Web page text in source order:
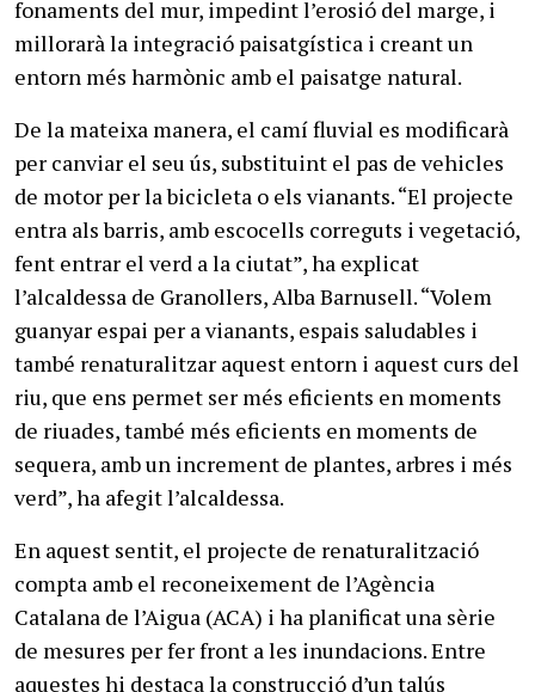
fonaments del mur, impedint l’erosió del marge, i
millorarà la integració paisatgística i creant un
entorn més harmònic amb el paisatge natural.
De la mateixa manera, el camí fluvial es modificarà
per canviar el seu ús, substituint el pas de vehicles
de motor per la bicicleta o els vianants. “El projecte
entra als barris, amb escocells correguts i vegetació,
fent entrar el verd a la ciutat”, ha explicat
l’alcaldessa de Granollers, Alba Barnusell. “Volem
guanyar espai per a vianants, espais saludables i
també renaturalitzar aquest entorn i aquest curs del
riu, que ens permet ser més eficients en moments
de riuades, també més eficients en moments de
sequera, amb un increment de plantes, arbres i més
verd”, ha afegit l’alcaldessa.
En aquest sentit, el projecte de renaturalització
compta amb el reconeixement de l’Agència
Catalana de l’Aigua (ACA) i ha planificat una sèrie
de mesures per fer front a les inundacions. Entre
aquestes hi destaca la construcció d’un talús